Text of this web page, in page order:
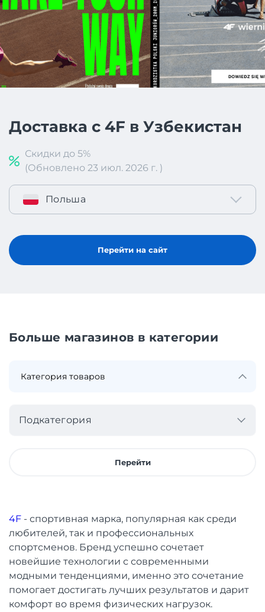
Доставка с 4F в Узбекистан
Скидки до 5%
(Обновлено 23 июл. 2026 г. )
Польша
Перейти на сайт
Больше магазинов в категории
Подкатегория
Перейти
4F - спортивная марка, популярная как среди
любителей, так и профессиональных
спортсменов. Бренд успешно сочетает
новейшие технологии с современными
модными тенденциями, именно это сочетание
помогает достигать лучших результатов и дарит
комфорт во время физических нагрузок.